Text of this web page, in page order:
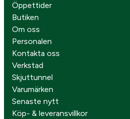
Öppettider
Butiken
Om oss
Personalen
Kontakta oss
Verkstad
Skjuttunnel
Varumärken
Senaste nytt
Köp- & leveransvillkor